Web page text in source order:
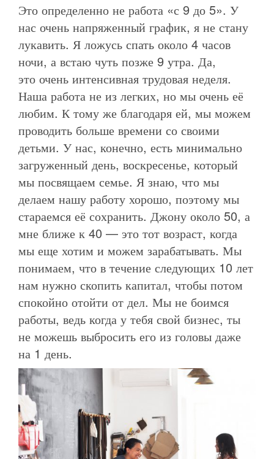
Это определенно не работа «с 9 до 5». У
нас очень напряженный график, я не стану
лукавить. Я ложусь спать около 4 часов
ночи, а встаю чуть позже 9 утра. Да,
это очень интенсивная трудовая неделя.
Наша работа не из легких, но мы очень её
любим. К тому же благодаря ей, мы можем
проводить больше времени со своими
детьми. У нас, конечно, есть минимально
загруженный день, воскресенье, который
мы посвящаем семье. Я знаю, что мы
делаем нашу работу хорошо, поэтому мы
стараемся её сохранить. Джону около 50, а
мне ближе к 40 — это тот возраст, когда
мы еще хотим и можем зарабатывать. Мы
понимаем, что в течение следующих 10 лет
нам нужно скопить капитал, чтобы потом
спокойно отойти от дел. Мы не боимся
работы, ведь когда у тебя свой бизнес, ты
не можешь выбросить его из головы даже
на 1 день.